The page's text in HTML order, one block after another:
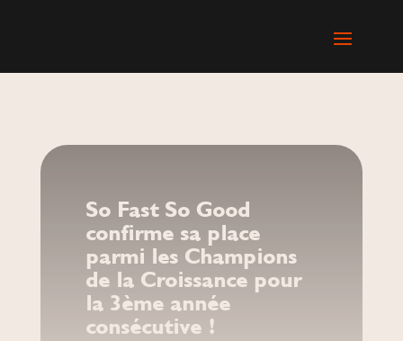
So Fast So Good
confirme sa place
parmi les Champions
de la Croissance pour
la 3ème année
consécutive !